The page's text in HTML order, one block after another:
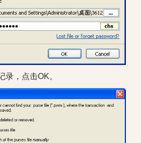
录，点击OK。